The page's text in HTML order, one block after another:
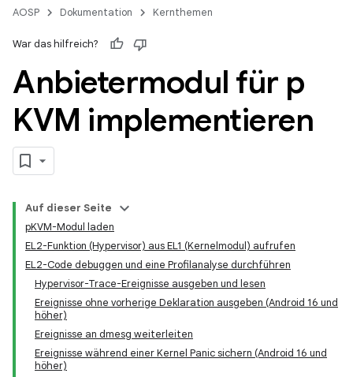
AOSP Dokumentation Kernthemen
War das hilfreich?
Anbietermodul für p
KVM implementieren
Auf dieser Seite
pKVM-Modul laden
EL2-Funktion (Hypervisor) aus EL1 (Kernelmodul) aufrufen
EL2-Code debuggen und eine Profilanalyse durchführen
Hypervisor-Trace-Ereignisse ausgeben und lesen
Ereignisse ohne vorherige Deklaration ausgeben (Android 16 und
höher)
Ereignisse an dmesg weiterleiten
Ereignisse während einer Kernel Panic sichern (Android 16 und
höher)